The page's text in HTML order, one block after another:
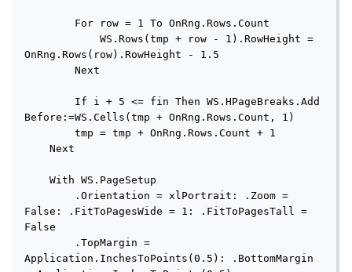
        For row = 1 To OnRng.Rows.Count
            WS.Rows(tmp + row - 1).RowHeight =
OnRng.Rows(row).RowHeight - 1.5
        Next
        If i + 5 <= fin Then WS.HPageBreaks.Add
Before:=WS.Cells(tmp + OnRng.Rows.Count, 1)
        tmp = tmp + OnRng.Rows.Count + 1
    Next
    With WS.PageSetup
        .Orientation = xlPortrait: .Zoom =
False: .FitToPagesWide = 1: .FitToPagesTall =
False
        .TopMargin =
Application.InchesToPoints(0.5): .BottomMargin